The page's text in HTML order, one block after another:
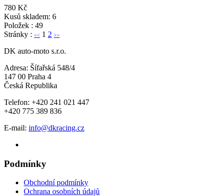
780 Kč
Kusů skladem: 6
Položek : 49
Stránky : << 1 2 >>
DK auto-moto s.r.o.
Adresa: Šífařská 548/4
147 00 Praha 4
Česká Republika
Telefon: +420 241 021 447
+420 775 389 836
E-mail: info@dkracing.cz
Podmínky
Obchodní podmínky
Ochrana osobních údajů